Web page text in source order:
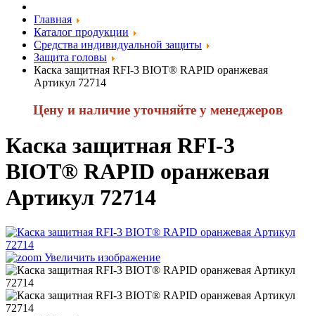
Главная
Каталог продукции
Средства индивидуальной защиты
Защита головы
Каска защитная RFI-3 BIOT® RAPID оранжевая
Артикул 72714
Цену и наличие уточняйте у менеджеров
Каска защитная RFI-3
BIOT® RAPID оранжевая
Артикул 72714
Увеличить изображение